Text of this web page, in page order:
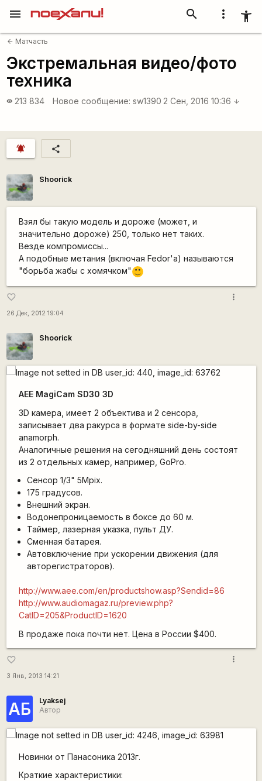
more_vert accessibility_new
search
menu
arrow_back Матчасть
Экстремальная видео/фото
техника
visibility 213 834 Новое сообщение: sw1390 2 Сен, 2016 10:36 arrow_downward
notifications_active share
Shoorick
Взял бы такую модель и дороже (может, и
значительно дороже) 250, только нет таких.
Везде компромиссы...
А подобные метания (включая Fedor'а) называются
"борьба жабы с хомячком" :)
favorite_border
26 Дек, 2012 19:04
more_vert
Shoorick
AEE MagiCam SD30 3D
3D камера, имеет 2 объектива и 2 сенсора,
записывает два ракурса в формате side-by-side
anamorph.
Аналогичные решения на сегодняшний день состоят
из 2 отдельных камер, например, GoPro.
Сенсор 1/3" 5Mpix.
175 градусов.
Внешний экран.
Водонепроницаемость в боксе до 60 м.
Таймер, лазерная указка, пульт ДУ.
Сменная батарея.
Автовключение при ускорении движения (для
авторегистраторов).
http://www.aee.com/en/productshow.asp?Sendid=86
http://www.audiomagaz.ru/preview.php?
CatID=205&ProductID=1620
В продаже пока почти нет. Цена в России $400.
favorite_border
3 Янв, 2013 14:21
more_vert
АБ
Lyaksej
Автор
Новинки от Панасоника 2013г.
Краткие характеристики: